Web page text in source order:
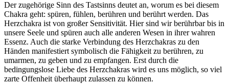
Der zugehörige Sinn des Tastsinns deutet an, worum es bei diesem
Chakra geht: spüren, fühlen, berühren und berührt werden. Das
Herzchakra ist von großer Sensitivität. Hier sind wir berührbar bis in
unsere Seele und spüren auch alle anderen Wesen in ihrer wahren
Essenz. Auch die starke Verbindung des Herzchakras zu den
Händen manifestiert symbolisch die Fähigkeit zu berühren, zu
umarmen, zu geben und zu empfangen. Erst durch die
bedingungslose Liebe des Herzchakras wird es uns möglich, so viel
zarte Offenheit überhaupt zulassen zu können.